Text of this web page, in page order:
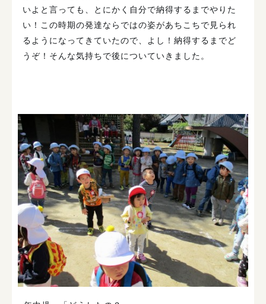
いよと言っても、とにかく自分で納得するまでやりた
い！この時期の発達ならではの姿があちこちで見られ
るようになってきていたので、よし！納得するまでど
うぞ！そんな気持ちで後についていきました。